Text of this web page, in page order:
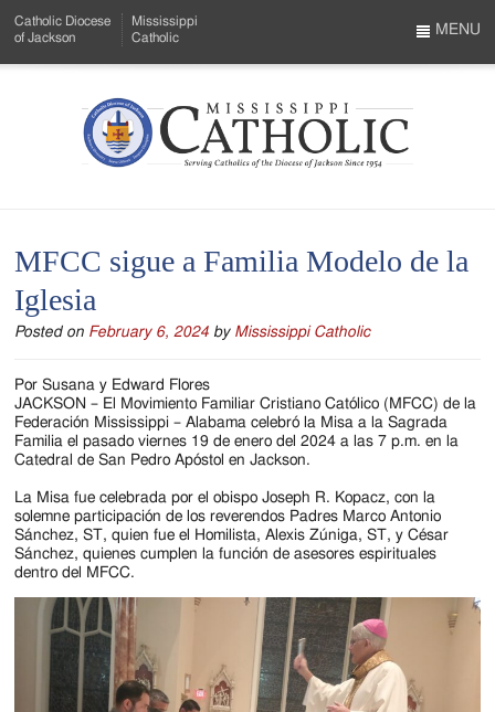
to
Menu
Content
Catholic Diocese
of Jackson
Mississippi
Catholic
Mississippi
Serving
Catholics
of
the
Diocese
of
Jackson
Since
1954
MENU
MFCC sigue a Familia Modelo de la
Iglesia
Posted on February 6, 2024 by Mississippi Catholic
Por Susana y Edward Flores
JACKSON – El Movimiento Familiar Cristiano Católico (MFCC) de la
Federación Mississippi – Alabama celebró la Misa a la Sagrada
Familia el pasado viernes 19 de enero del 2024 a las 7 p.m. en la
Catedral de San Pedro Apóstol en Jackson.
La Misa fue celebrada por el obispo Joseph R. Kopacz, con la
solemne participación de los reverendos Padres Marco Antonio
Sánchez, ST, quien fue el Homilista, Alexis Zúniga, ST, y César
Sánchez, quienes cumplen la función de asesores espirituales
dentro del MFCC.